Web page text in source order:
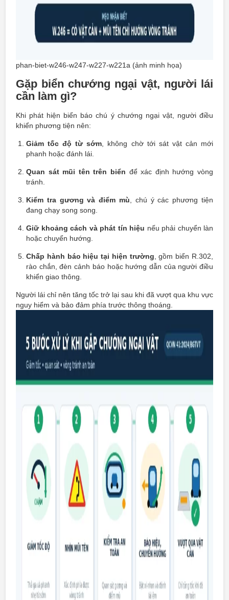
phan-biet-w246-w247-w227-w221a (ảnh minh họa)
Gặp biển chướng ngại vật, người lái
cần làm gì?
Khi phát hiện biển báo chú ý chướng ngại vật, người điều
khiển phương tiện nên:
Giảm tốc độ từ sớm , không chờ tới sát vật cản mới
phanh hoặc đánh lái.
Quan sát mũi tên trên biển để xác định hướng vòng
tránh.
Kiểm tra gương và điểm mù , chú ý các phương tiện
đang chạy song song.
Giữ khoảng cách và phát tín hiệu nếu phải chuyển làn
hoặc chuyển hướng.
Chấp hành báo hiệu tại hiện trường , gồm biển R.302,
rào chắn, đèn cảnh báo hoặc hướng dẫn của người điều
khiển giao thông.
Người lái chỉ nên tăng tốc trở lại sau khi đã vượt qua khu vực
nguy hiểm và bảo đảm phía trước thông thoáng.